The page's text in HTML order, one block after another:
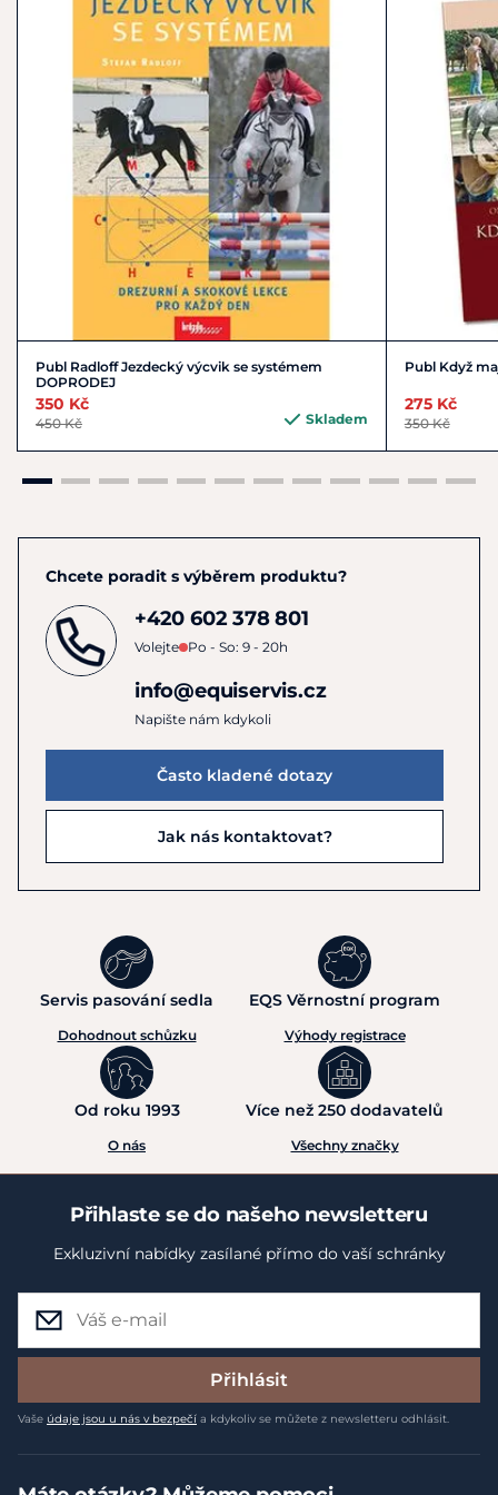
metafora@grada.cz
Publ Radloff Jezdecký výcvik se systémem
DOPRODEJ
350 Kč
450 Kč Skladem
Publ Když
275 Kč
350 Kč
Chcete poradit s výběrem produktu?
+420 602 378 801
Volejte Po - So: 9 - 20h
info@equiservis.cz
Napište nám kdykoli
Často kladené dotazy
Jak nás kontaktovat?
Servis pasování sedla
Dohodnout schůzku
EQS Věrnostní program
Výhody registrace
Od roku 1993
O nás
Více než 250 dodavatelů
Všechny značky
Přihlaste se do našeho newsletteru
Exkluzivní nabídky zasílané přímo do vaší schránky
Přihlásit
Vaše údaje jsou u nás v bezpečí a kdykoliv se můžete z newsletteru odhlásit.